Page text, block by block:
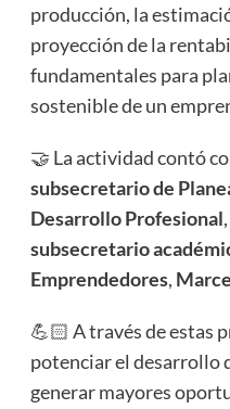
producción, la
proyección de la
fundamentales para
sostenible de un
🤝 La actividad contó
subsecretario de
Desarrollo Profesional,
subsecretario
Emprendedores,
💪🏻 A través de estas
potenciar el desarrollo
generar mayores